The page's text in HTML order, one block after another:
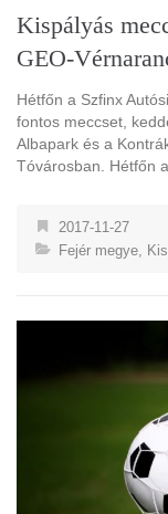
Kispályás
GEO-
Hétfőn a Szfinx
fontos meccset,
Albapark és a
Tóvárosban. Hétfőn
2017-11-27
Fejér megye